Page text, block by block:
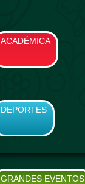
ACADÉMICA
DEPORTES
GRANDES EVENTOS